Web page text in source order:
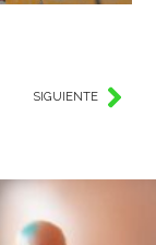
SIGUIENTE